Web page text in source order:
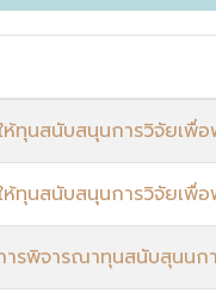
ห้ทุนสนับสนุนการวิจัยเ
ทุนสนับสนุนการวิจัยเพื่
รพิจารณาทุนสนับสุนนก